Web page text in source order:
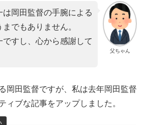
父ちゃん
岡田監督の手腕による
でもありません。
すし、心から感謝して
岡田監督ですが、私は去年岡田監督
ィブな記事をアップしました。